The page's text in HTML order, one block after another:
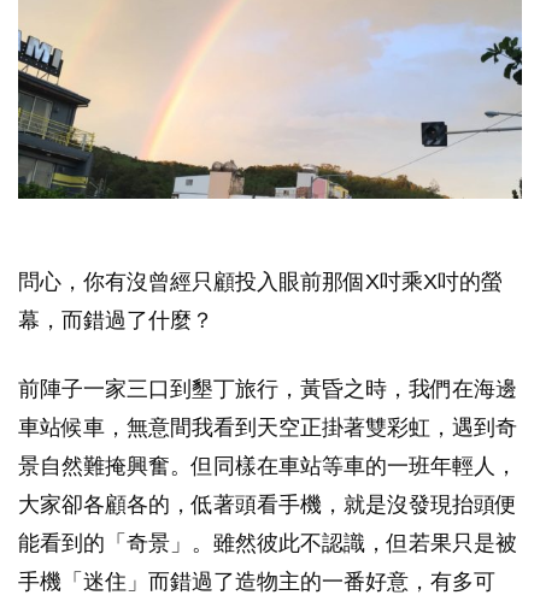
問心，你有沒曾經只顧投入眼前那個X吋乘X吋的螢
幕，而錯過了什麼？
前陣子一家三口到墾丁旅行，黃昏之時，我們在海邊
車站候車，無意間我看到天空正掛著雙彩虹，遇到奇
景自然難掩興奮。但同樣在車站等車的一班年輕人，
大家卻各顧各的，低著頭看手機，就是沒發現抬頭便
能看到的「奇景」。雖然彼此不認識，但若果只是被
手機「迷住」而錯過了造物主的一番好意，有多可